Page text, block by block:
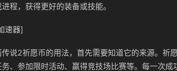
程，获得更好的装备或技能。
速器]
说2祈愿币的用法，首先需要知道它的来源。祈
、参加限时活动、赢得竞技场比赛等。每一次